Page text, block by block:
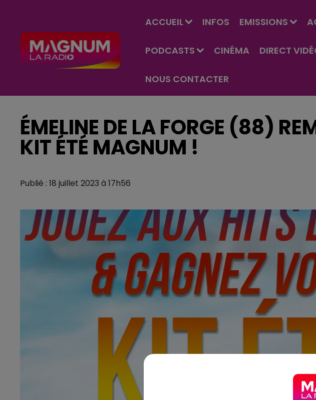
ACCUEIL INFOS EMISSIONS
PODCASTS CINÉMA DIRECT
NOUS CONTACTER
ÉMELINE DE LA FORGE (88)
KIT ÉTÉ MAGNUM !
Publié : 18 juillet 2023 à 17h56